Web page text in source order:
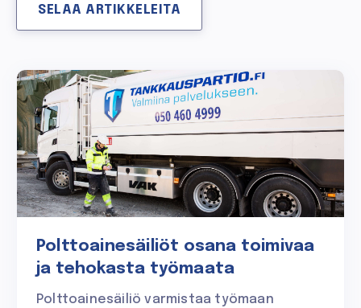
SELAA ARTIKKELEITA
Polttoainesäiliöt osana toimivaa
ja tehokasta työmaata
Polttoainesäiliö varmistaa työmaan